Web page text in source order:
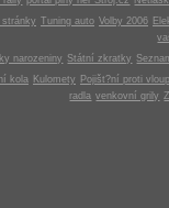
Tuning auto Volby 2006
narozeniny Státní zkratky
kola Kulomety
Pojišt?ní proti
radla venkovní grily